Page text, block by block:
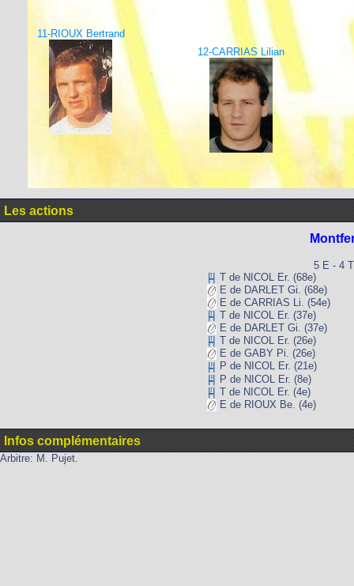
11-RIOUX Bertrand
12-CARRIAS Lilian
Les actions
5 E - 4
T de NICOL Er. (68e)
E de DARLET Gi. (68e)
E de CARRIAS Li. (54e)
T de NICOL Er. (37e)
E de DARLET Gi. (37e)
T de NICOL Er. (26e)
E de GABY Pi. (26e)
P de NICOL Er. (21e)
P de NICOL Er. (8e)
T de NICOL Er. (4e)
E de RIOUX Be. (4e)
Infos complémentaires
Arbitre: M. Pujet.